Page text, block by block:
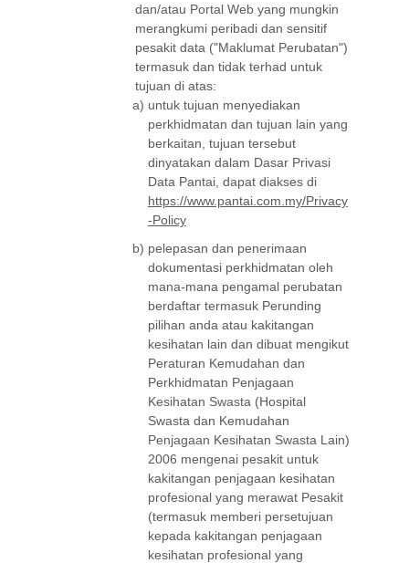
dan/atau Portal Web yang mungkin
merangkumi peribadi dan sensitif
pesakit data ("Maklumat Perubatan")
termasuk dan tidak terhad untuk
tujuan di atas:
a) untuk tujuan menyediakan
perkhidmatan dan tujuan lain yang
berkaitan, tujuan tersebut
dinyatakan dalam Dasar Privasi
Data Pantai, dapat diakses di
https://www.pantai.com.my/Privacy
-Policy
b) pelepasan dan penerimaan
dokumentasi perkhidmatan oleh
mana-mana pengamal perubatan
berdaftar termasuk Perunding
pilihan anda atau kakitangan
kesihatan lain dan dibuat mengikut
Peraturan Kemudahan dan
Perkhidmatan Penjagaan
Kesihatan Swasta (Hospital
Swasta dan Kemudahan
Penjagaan Kesihatan Swasta Lain)
2006 mengenai pesakit untuk
kakitangan penjagaan kesihatan
profesional yang merawat Pesakit
(termasuk memberi persetujuan
kepada kakitangan penjagaan
kesihatan profesional yang